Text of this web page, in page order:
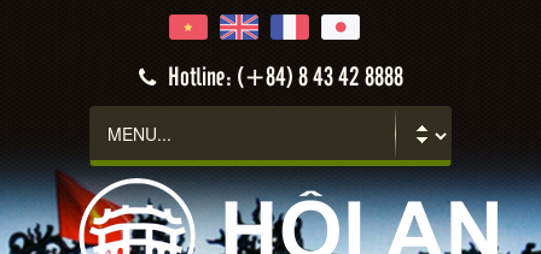
Hotline: (+84) 8 43 42 8888